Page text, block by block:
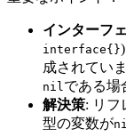
インターフ
interface{}
成されてい
nilである場
解決策: リフ
型の変数が